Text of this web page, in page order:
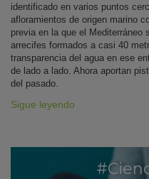
identificado en varios puntos
afloramientos de origen marino
previa en la que el
arrecifes formados a casi 40
transparencia del agua en ese
de lado a lado. Ahora aportan
del pasado.
Sigue leyendo